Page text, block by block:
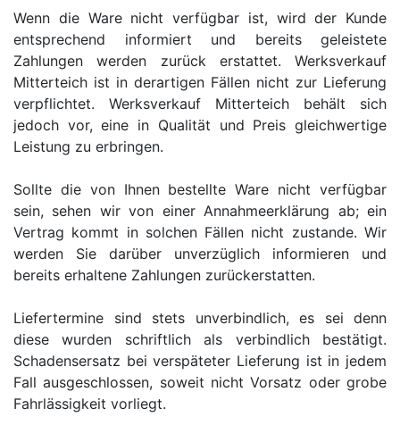
Wenn die Ware nicht verfügbar ist, wird der Kunde
entsprechend informiert und bereits geleistete
Zahlungen werden zurück erstattet. Werksverkauf
Mitterteich ist in derartigen Fällen nicht zur Lieferung
verpflichtet. Werksverkauf Mitterteich behält sich
jedoch vor, eine in Qualität und Preis gleichwertige
Leistung zu erbringen.
Sollte die von Ihnen bestellte Ware nicht verfügbar
sein, sehen wir von einer Annahmeerklärung ab; ein
Vertrag kommt in solchen Fällen nicht zustande. Wir
werden Sie darüber unverzüglich informieren und
bereits erhaltene Zahlungen zurückerstatten.
Liefertermine sind stets unverbindlich, es sei denn
diese wurden schriftlich als verbindlich bestätigt.
Schadensersatz bei verspäteter Lieferung ist in jedem
Fall ausgeschlossen, soweit nicht Vorsatz oder grobe
Fahrlässigkeit vorliegt.